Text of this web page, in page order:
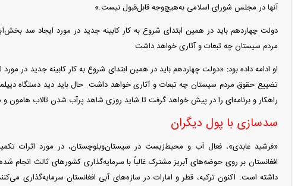
آنها در مجلس شورای اسلامی به‌هیچ‌وجه قابل‌قبول نیست.»
دولت چهاردهم باید در همین ابتدای شروع به کار کابینه جدید در مورد ایجاد سد
مردم سیستان چه تبعات و آثاری خواهد داشت
او ادامه داده بود: «دولت چهاردهم باید در همین ابتدای شروع به کار کابینه جدید در
تضییع حقوق مردم سیستان چه تبعات و آثاری خواهد داشت. حال باید دید دستگاه
راهکار و برنامه‌ای را در پیش خواهد گرفت تا شاید روزی شاهد پرآب شدن تالاب هامون
سدسازی با پول دیگران
«فرشید عابدی»، فعال آب و محیط‌زیست در سیستان‌وبلوچستان، در مورد اثرات
افغانستان بر روی حوضه‌های آبریز مشترک غالباً با سرمایه‌گذاری کشور‌های ثالث انجام
داشته است. اکنون ترکیه، قطر و امارات در سازه‌های آبی افغانستان سرمایه‌گذاری